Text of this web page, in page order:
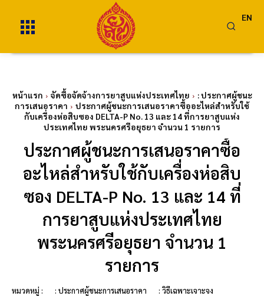
EN
หน้าแรก จัดซื้อจัดจ้างการยาสูบแห่งประเทศไทย
: ประกาศผู้ชนะ
การเสนอราคา
ประกาศผู้ชนะการเสนอราคาซื้ออะไหล่สำหรับใช้
กับเครื่องห่อสิบซอง DELTA-P No. 13 และ 14 ที่การยาสูบแห่ง
ประเทศไทย พระนครศรีอยุธยา จำนวน 1 รายการ
ประกาศผู้ชนะการเสนอราคาซื้อ
อะไหล่สำหรับใช้กับเครื่องห่อสิบ
ซอง DELTA-P No. 13 และ 14 ที่
การยาสูบแห่งประเทศไทย
พระนครศรีอยุธยา จำนวน 1
รายการ
หมวดหมู่ : : ประกาศผู้ชนะการเสนอราคา : วิธีเฉพาะเจาะจง